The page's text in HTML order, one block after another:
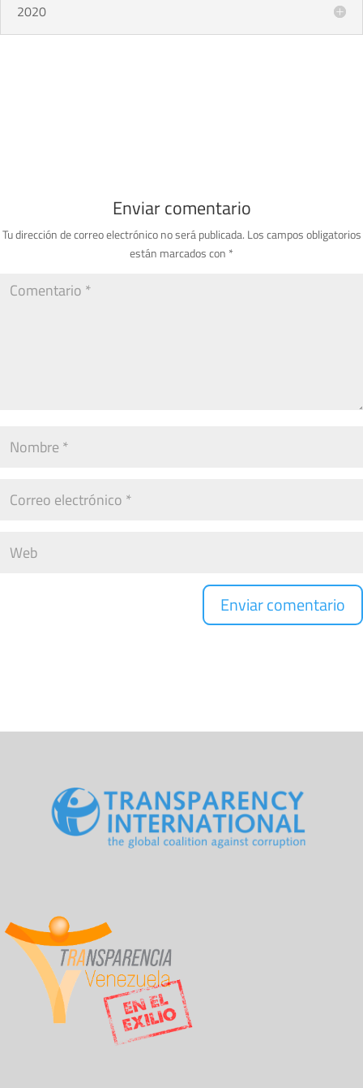
2020
Enviar comentario
Tu dirección de correo electrónico no será publicada. Los campos obligatorios
están marcados con *